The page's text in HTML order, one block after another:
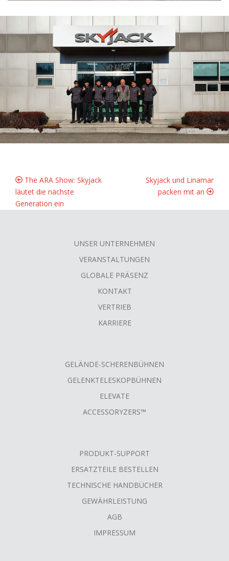
The ARA Show: Skyjack
läutet die nächste
Generation ein
Skyjack und Linamar
packen mit an
UNSER UNTERNEHMEN
VERANSTALTUNGEN
GLOBALE PRÄSENZ
KONTAKT
VERTRIEB
KARRIERE
GELÄNDE-SCHERENBÜHNEN
GELENKTELESKOPBÜHNEN
ELEVATE
ACCESSORYZERS™
PRODUKT-SUPPORT
ERSATZTEILE BESTELLEN
TECHNISCHE HANDBÜCHER
GEWÄHRLEISTUNG
AGB
IMPRESSUM